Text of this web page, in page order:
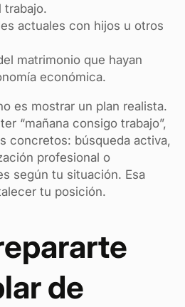
trabajo.
actuales con hijos u otros
matrimonio que hayan
económica.
es mostrar un plan realista.
“mañana consigo trabajo”,
concretos: búsqueda activa,
profesional o
según tu situación. Esa
tu posición.
de